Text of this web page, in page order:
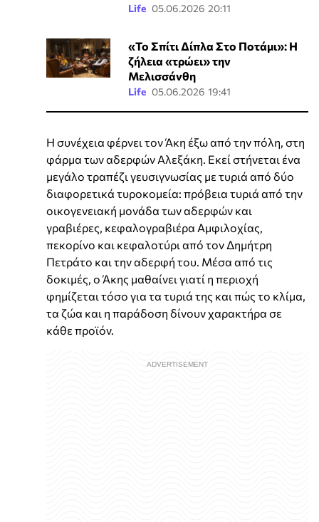
Life 05.06.2026 20:11
«Το Σπίτι Δίπλα Στο Ποτάμι»: Η
ζήλεια «τρώει» την
Μελισσάνθη
Life 05.06.2026 19:41
Η συνέχεια φέρνει τον Άκη έξω από την πόλη, στη
φάρμα των αδερφών Αλεξάκη. Εκεί στήνεται ένα
μεγάλο τραπέζι γευσιγνωσίας με τυριά από δύο
διαφορετικά τυροκομεία: πρόβεια τυριά από την
οικογενειακή μονάδα των αδερφών και
γραβιέρες, κεφαλογραβιέρα Αμφιλοχίας,
πεκορίνο και κεφαλοτύρι από τον Δημήτρη
Πετράτο και την αδερφή του. Μέσα από τις
δοκιμές, ο Άκης μαθαίνει γιατί η περιοχή
φημίζεται τόσο για τα τυριά της και πώς το κλίμα,
τα ζώα και η παράδοση δίνουν χαρακτήρα σε
κάθε προϊόν.